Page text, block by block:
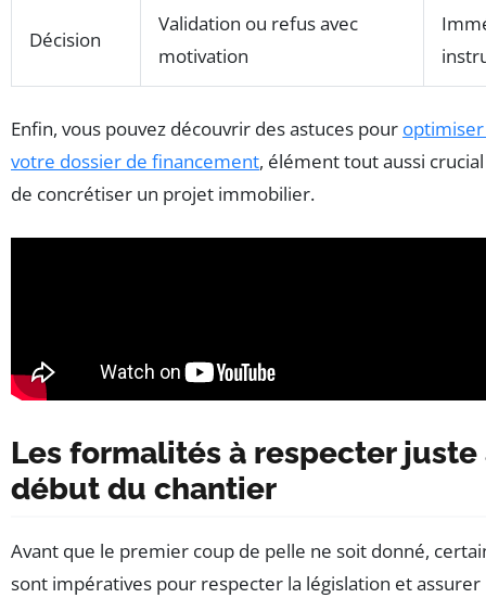
Décision
Validation ou refus avec
motivation
Enfin, vous pouvez découvrir des astuces pour
votre dossier de financement, élément tout aussi crucial
de concrétiser un projet immobilier.
Les formalités à respecter juste
début du chantier
Avant que le premier coup de pelle ne soit donné,
sont impératives pour respecter la législation et assurer